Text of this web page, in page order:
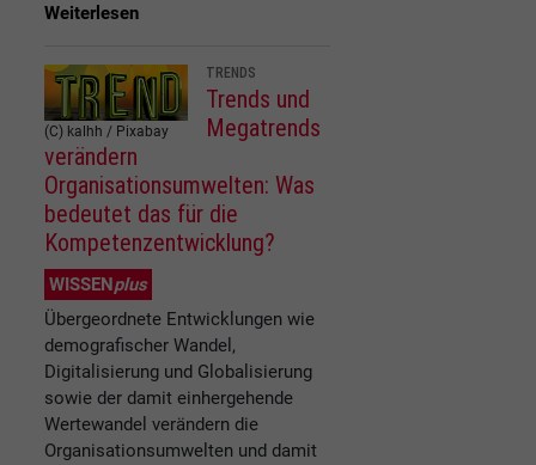
Weiterlesen
(C) kalhh / Pixabay
TRENDS
Trends und
Megatrends
verändern
Organisationsumwelten: Was
bedeutet das für die
Kompetenzentwicklung?
WISSENplus
Übergeordnete Entwicklungen wie
demografischer Wandel,
Digitalisierung und Globalisierung
sowie der damit einhergehende
Wertewandel verändern die
Organisationsumwelten und damit